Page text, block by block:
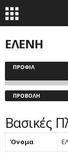
ΕΛΕΝΗ
ΠΡΟΦΊΛ
ΠΡΟΒΟΛΉ
Βασικές
Όνομα